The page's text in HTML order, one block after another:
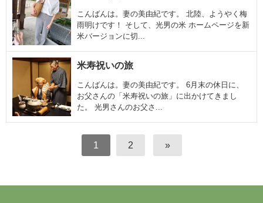
こんばんは。妻の美由紀です。 北陸、ようやく梅
雨明けです！ そして、光男の米 ホームページを新
米バージョンに切...
米寿祝いの旅
こんばんは。妻の美由紀です。 6月末の休日に、
お父さんの「米寿祝いの旅」に出かけてきまし
た。 光男さんのお父さ...
1 2 »